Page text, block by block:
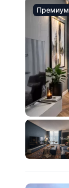
Премиум